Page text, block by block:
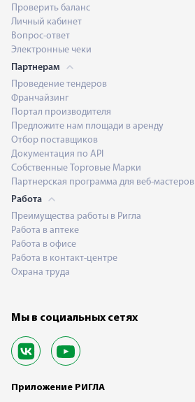
Проверить баланс
Личный кабинет
Вопрос-ответ
Электронные чеки
Партнерам
Проведение тендеров
Франчайзинг
Портал производителя
Предложите нам площади в аренду
Отбор поставщиков
Документация по API
Собственные Торговые Марки
Партнерская программа для веб-мастеров
Работа
Преимущества работы в Ригла
Работа в аптеке
Работа в офисе
Работа в контакт-центре
Охрана труда
Мы в социальных сетях
Приложение РИГЛА